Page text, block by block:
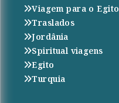
Viagem para o Egito
Traslados
Jordânia
Spiritual viagens
Egito
Turquia